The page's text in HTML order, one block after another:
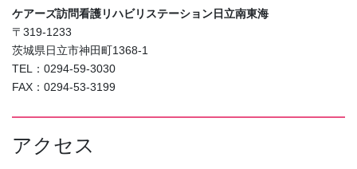
ケアーズ訪問看護リハビリステーション日立南東海
〒319-1233
茨城県日立市神田町1368-1
TEL：0294-59-3030
FAX：0294-53-3199
アクセス